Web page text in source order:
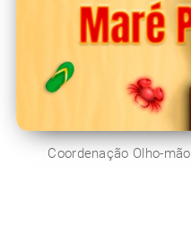
Coordenação Olho-mão